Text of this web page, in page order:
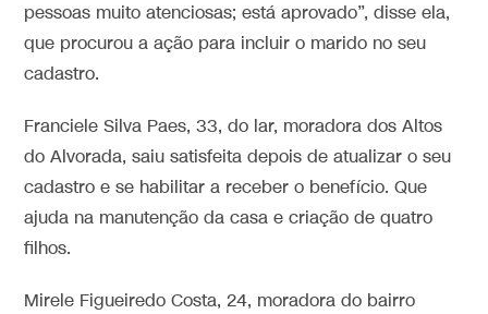
pessoas muito atenciosas; está aprovado”, disse ela,
que procurou a ação para incluir o marido no seu
cadastro.
Franciele Silva Paes, 33, do lar, moradora dos Altos
do Alvorada, saiu satisfeita depois de atualizar o seu
cadastro e se habilitar a receber o benefício. Que
ajuda na manutenção da casa e criação de quatro
filhos.
Mirele Figueiredo Costa, 24, moradora do bairro